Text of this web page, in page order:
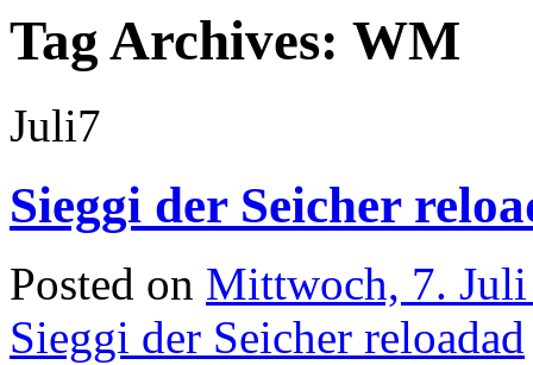
Tag Archives: WM
Juli7
Sieggi der Seicher
Posted on Mittwoch, 7.
Sieggi der Seicher reloadad